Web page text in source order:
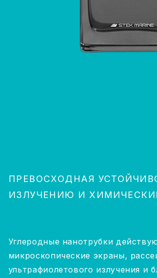
ПРЕВОСХОДНАЯ
ИЗЛУЧЕНИЮ И
Углеродные нанотрубки
микроскопические экраны,
ультрафиолетового излучения и